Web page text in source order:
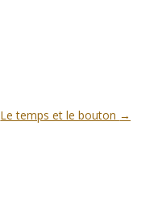
Le temps et le bouton →